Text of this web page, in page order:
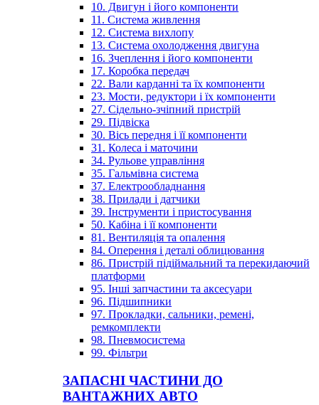
10. Двигун і його компоненти
11. Система живлення
12. Система вихлопу
13. Система охолодження двигуна
16. Зчеплення і його компоненти
17. Коробка передач
22. Вали карданні та їх компоненти
23. Мости, редуктори і їх компоненти
27. Сідельно-зчіпний пристрій
29. Підвіска
30. Вісь передня і її компоненти
31. Колеса і маточини
34. Рульове управління
35. Гальмівна система
37. Електрообладнання
38. Прилади і датчики
39. Інструменти і пристосування
50. Кабіна і її компоненти
81. Вентиляція та опалення
84. Оперення і деталі облицювання
86. Пристрій підіймальний та перекидаючий
платформи
95. Інші запчастини та аксесуари
96. Підшипники
97. Прокладки, сальники, ремені,
ремкомплекти
98. Пневмосистема
99. Фільтри
ЗАПАСНІ ЧАСТИНИ ДО
ВАНТАЖНИХ АВТО